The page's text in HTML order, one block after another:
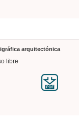
arquitectónica
libre